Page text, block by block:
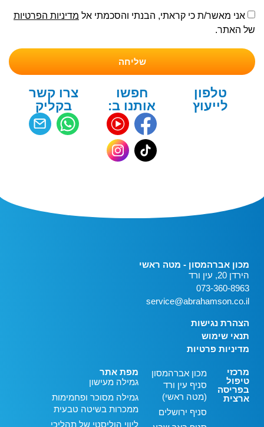
אני מאשר/ת כי קראתי, הבנתי והסכמתי אל מדיניות הפרטיות
של האתר.
שליחה
טלפון
לייעוץ
חפשו
אותנו ב:
צרו קשר
בקליק
מכון אברהמסון - מטה ראשי
הירדן 20, עין ורד
073-360-8963
service@abrahamson.co.il
הצהרת נגישות
תנאי שימוש
מדיניות פרטיות
מרכזי
טיפול
בפריסה
ארצית
מכון אברהמסון
סניף עין ורד
(מטה ראשי)
סניף ירושלים
מפת אתר
גמילה מעישון
גמילה מסוכר ופחמימות
ממכרות בשיטה טבעית
ליווי הוליסטי של תהליכי